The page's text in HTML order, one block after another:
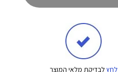
לחץלבדיקת מלאי המוצר